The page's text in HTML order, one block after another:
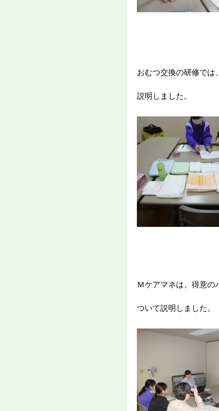
おむつ交換の研修では
説明しました。
Ｍケアマネは、得意の
ついて説明しました。